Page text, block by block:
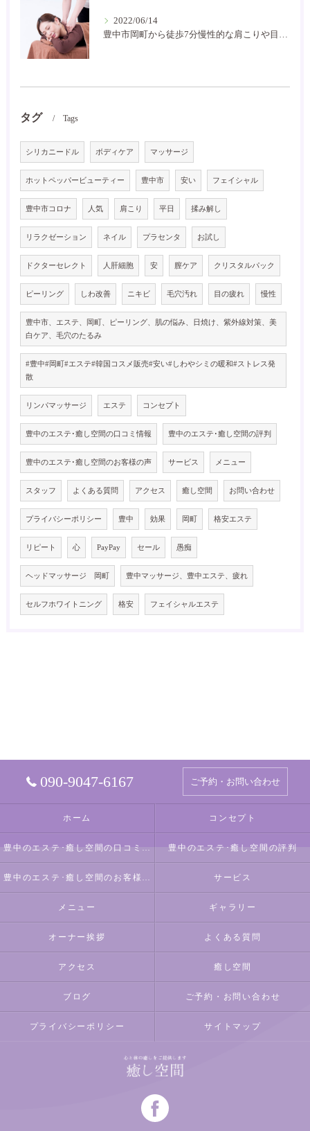
2022/06/14
豊中市岡町から徒歩7分慢性的な肩こりや目の疲れなどにお困りの方には是非癒し空間に！
タグ Tags
シリカニードル ボディケア マッサージ
ホットペッパービューティー 豊中市 安い フェイシャル
豊中市コロナ 人気 肩こり 平日 揉み解し
リラクゼーション ネイル プラセンタ お試し
ドクターセレクト 人肝細胞 安 膣ケア クリスタルパック
ピーリング しわ改善 ニキビ 毛穴汚れ 目の疲れ 慢性
豊中市、エステ、岡町、ピーリング、肌の悩み、日焼け、紫外線対策、美
白ケア、毛穴のたるみ
#豊中#岡町#エステ#韓国コスメ販売#安い#しわやシミの暖和#ストレス発
散
リンパマッサージ エステ コンセプト
豊中のエステ･癒し空間の口コミ情報 豊中のエステ･癒し空間の評判
豊中のエステ･癒し空間のお客様の声 サービス メニュー
スタッフ よくある質問 アクセス 癒し空間 お問い合わせ
プライバシーポリシー 豊中 効果 岡町 格安エステ
リピート 心 PayPay セール 愚痴
ヘッドマッサージ 岡町 豊中マッサージ、豊中エステ、疲れ
セルフホワイトニング 格安 フェイシャルエステ
090-9047-6167 ご予約・お問い合わせ
ホーム コンセプト
豊中のエステ･癒し空間の口コミ情報 豊中のエステ･癒し空間の評判
豊中のエステ･癒し空間のお客様の声 サービス
メニュー ギャラリー
オーナー挨拶 よくある質問
アクセス 癒し空間
ブログ ご予約・お問い合わせ
プライバシーポリシー サイトマップ